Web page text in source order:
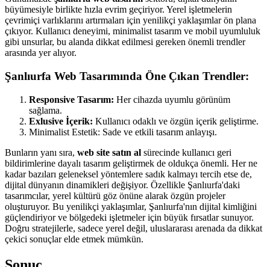
büyümesiyle birlikte hızla evrim geçiriyor. Yerel işletmelerin
çevrimiçi varlıklarını artırmaları için yenilikçi yaklaşımlar ön plana
çıkıyor. Kullanıcı deneyimi, minimalist tasarım ve mobil uyumluluk
gibi unsurlar, bu alanda dikkat edilmesi gereken önemli trendler
arasında yer alıyor.
Şanlıurfa Web Tasarımında Öne Çıkan Trendler:
Responsive Tasarım: Her cihazda uyumlu görünüm
sağlama.
Exlusive İçerik: Kullanıcı odaklı ve özgün içerik geliştirme.
Minimalist Estetik: Sade ve etkili tasarım anlayışı.
Bunların yanı sıra, web site satın al sürecinde kullanıcı geri
bildirimlerine dayalı tasarım geliştirmek de oldukça önemli. Her ne
kadar bazıları geleneksel yöntemlere sadık kalmayı tercih etse de,
dijital dünyanın dinamikleri değişiyor. Özellikle Şanlıurfa'daki
tasarımcılar, yerel kültürü göz önüne alarak özgün projeler
oluşturuyor. Bu yenilikçi yaklaşımlar, Şanlıurfa'nın dijital kimliğini
güçlendiriyor ve bölgedeki işletmeler için büyük fırsatlar sunuyor.
Doğru stratejilerle, sadece yerel değil, uluslararası arenada da dikkat
çekici sonuçlar elde etmek mümkün.